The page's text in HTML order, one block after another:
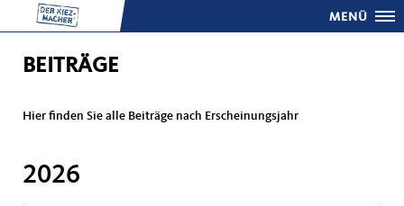
MENÜ
BEITRÄGE
Hier finden Sie alle Beiträge nach Erscheinungsjahr
2026